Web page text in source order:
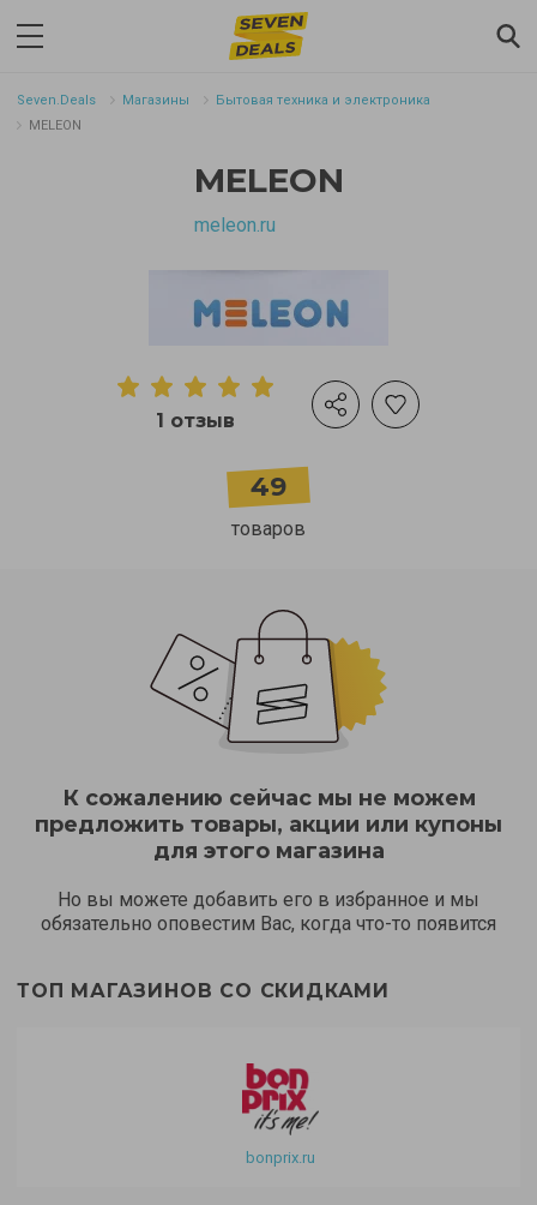
Seven.Deals Магазины
Бытовая техника и электроника
MELEON
MELEON
meleon.ru
1 отзыв
49
товаров
К сожалению сейчас мы не можем
предложить товары, акции или купоны
для этого магазина
Но вы можете добавить его в избранное и мы
обязательно оповестим Вас, когда что-то появится
ТОП МАГАЗИНОВ СО СКИДКАМИ
bonprix.ru